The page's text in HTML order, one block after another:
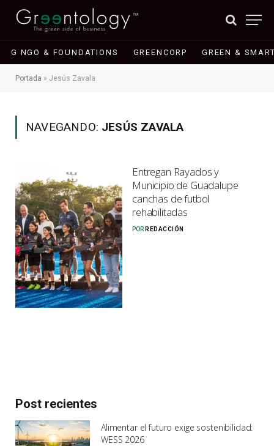
G NGO & FOUNDATIONS GREENCORP GREEN &
Portada » Jesús Zavala
NAVEGANDO: JESÚS ZAVALA
Entregan Rayados y
Municipio de Guadalupe
canchas de futbol
rehabilitadas
POR REDACCIÓN
Post recientes
Alimentar el futuro exige sostenibilidad:
WESS 2026